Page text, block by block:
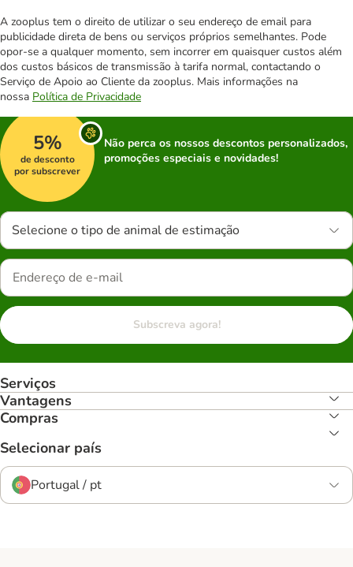
A zooplus tem o direito de utilizar o seu endereço de email para
publicidade direta de bens ou serviços próprios semelhantes. Pode
opor-se a qualquer momento, sem incorrer em quaisquer custos além
dos custos básicos de transmissão à tarifa normal, contactando o
Serviço de Apoio ao Cliente da zooplus. Mais informações na
nossa Política de Privacidade
5%
de desconto
por subscrever
Não perca os nossos descontos personalizados,
promoções especiais e novidades!
Selecione o tipo de animal de estimação
Subscreva agora!
Serviços
Vantagens
Compras
Selecionar país
Portugal / pt